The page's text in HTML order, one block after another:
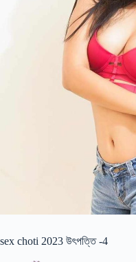
sex choti 2023 উৎপত্তি -4